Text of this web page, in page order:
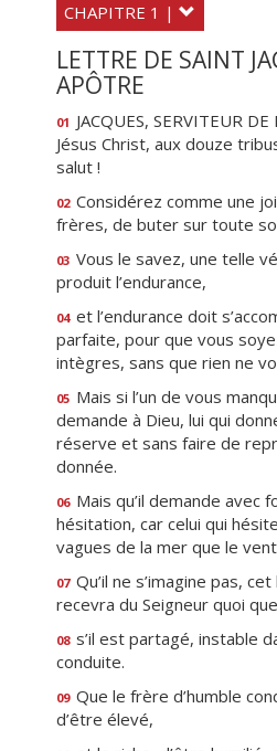
CHAPITRE 1 |
LETTRE DE SAINT
APÔTRE
01 JACQUES, SERVITEUR
Jésus Christ, aux douze
salut !
02 Considérez comme une
frères, de buter sur toute
03 Vous le savez, une telle
produit l’endurance,
04 et l’endurance doit
parfaite, pour que vous
intègres, sans que rien ne
05 Mais si l’un de vous
demande à Dieu, lui qui
réserve et sans faire de
donnée.
06 Mais qu’il demande avec
hésitation, car celui qui
vagues de la mer que le
07 Qu’il ne s’imagine pas,
recevra du Seigneur quoi
08 s’il est partagé, instable
conduite.
09 Que le frère d’humble
d’être élevé,